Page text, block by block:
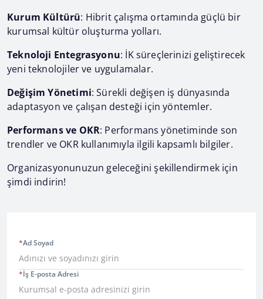
Kurum Kültürü: Hibrit çalışma ortamında güçlü bir
kurumsal kültür oluşturma yolları.
Teknoloji Entegrasyonu: İK süreçlerinizi geliştirecek
yeni teknolojiler ve uygulamalar.
Değişim Yönetimi: Sürekli değişen iş dünyasında
adaptasyon ve çalışan desteği için yöntemler.
Performans ve OKR: Performans yönetiminde son
trendler ve OKR kullanımıyla ilgili kapsamlı bilgiler.
Organizasyonunuzun geleceğini şekillendirmek için
şimdi indirin!
Ad Soyad
*
İş E-posta Adresi
*